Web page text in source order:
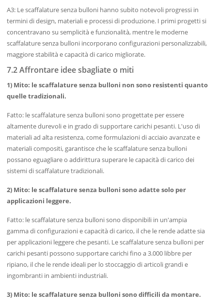
A3: Le scaffalature senza bulloni hanno subito notevoli progressi in
termini di design, materiali e processi di produzione. I primi progetti si
concentravano su semplicità e funzionalità, mentre le moderne
scaffalature senza bulloni incorporano configurazioni personalizzabili,
maggiore stabilità e capacità di carico migliorate.
7.2 Affrontare idee sbagliate o miti
1) Mito: le scaffalature senza bulloni non sono resistenti quanto
quelle tradizionali.
Fatto: le scaffalature senza bulloni sono progettate per essere
altamente durevoli e in grado di supportare carichi pesanti. L'uso di
materiali ad alta resistenza, come formulazioni di acciaio avanzate e
materiali compositi, garantisce che le scaffalature senza bulloni
possano eguagliare o addirittura superare le capacità di carico dei
sistemi di scaffalature tradizionali.
2) Mito: le scaffalature senza bulloni sono adatte solo per
applicazioni leggere.
Fatto: le scaffalature senza bulloni sono disponibili in un'ampia
gamma di configurazioni e capacità di carico, il che le rende adatte sia
per applicazioni leggere che pesanti. Le scaffalature senza bulloni per
carichi pesanti possono supportare carichi fino a 3.000 libbre per
ripiano, il che le rende ideali per lo stoccaggio di articoli grandi e
ingombranti in ambienti industriali.
3) Mito: le scaffalature senza bulloni sono difficili da montare.